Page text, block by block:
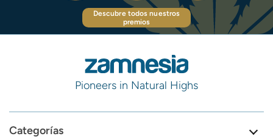
Descubre todos nuestros
premios
Pioneers in Natural Highs
Categorías